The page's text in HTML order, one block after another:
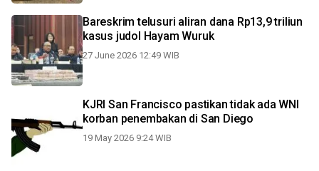
Bareskrim telusuri aliran dana Rp13,9 triliun
kasus judol Hayam Wuruk
27 June 2026 12:49 WIB
KJRI San Francisco pastikan tidak ada WNI
korban penembakan di San Diego
19 May 2026 9:24 WIB